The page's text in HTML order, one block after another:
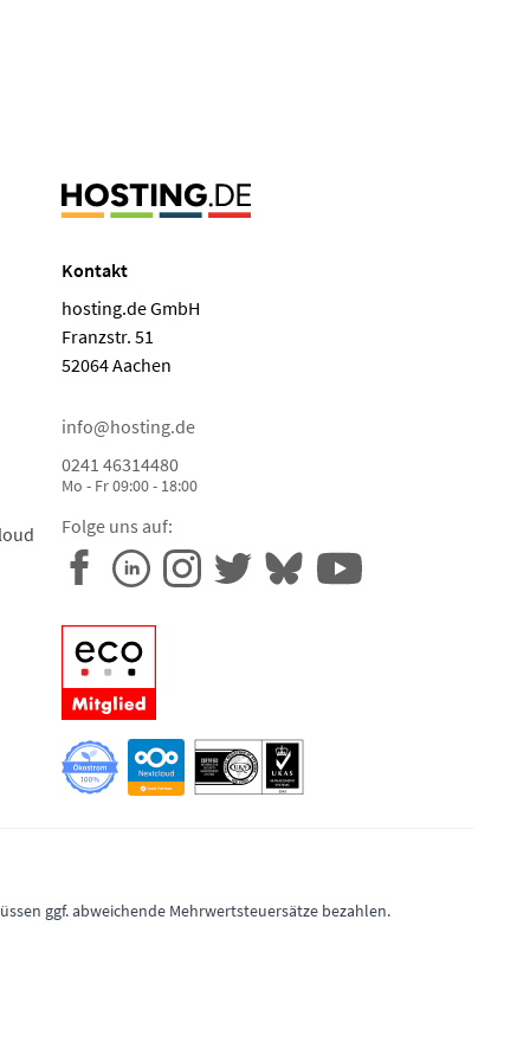
Kontakt
hosting.de GmbH
Franzstr. 51
52064 Aachen
info@hosting.de
0241 46314480
Mo - Fr 09:00 - 18:00
Folge uns auf:
ggf. abweichende Mehrwertsteuersätze bezahlen.